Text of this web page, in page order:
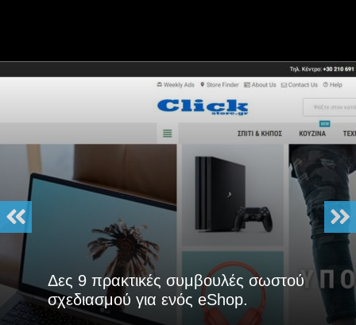
Δες 9 πρακτικές συμβουλές σωστού
σχεδιασμού για ενός eShop.